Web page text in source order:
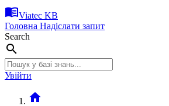
menu_bookViatec KB
Головна Надіслати запит
Search
search
Увійти
home